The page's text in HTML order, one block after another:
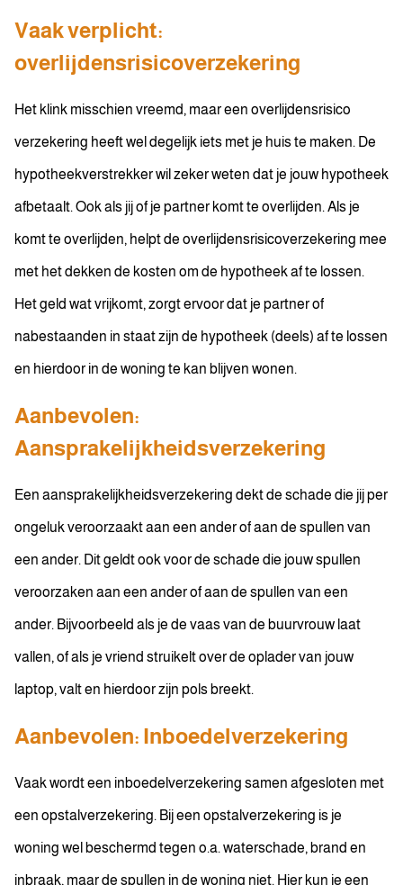
Vaak verplicht:
overlijdensrisicoverzekering
Het klink misschien vreemd, maar een overlijdensrisico
verzekering heeft wel degelijk iets met je huis te maken. De
hypotheekverstrekker wil zeker weten dat je jouw hypotheek
afbetaalt. Ook als jij of je partner komt te overlijden. Als je
komt te overlijden, helpt de overlijdensrisicoverzekering mee
met het dekken de kosten om de hypotheek af te lossen.
Het geld wat vrijkomt, zorgt ervoor dat je partner of
nabestaanden in staat zijn de hypotheek (deels) af te lossen
en hierdoor in de woning te kan blijven wonen.
Aanbevolen:
Aansprakelijkheidsverzekering
Een aansprakelijkheidsverzekering dekt de schade die jij per
ongeluk veroorzaakt aan een ander of aan de spullen van
een ander. Dit geldt ook voor de schade die jouw spullen
veroorzaken aan een ander of aan de spullen van een
ander. Bijvoorbeeld als je de vaas van de buurvrouw laat
vallen, of als je vriend struikelt over de oplader van jouw
laptop, valt en hierdoor zijn pols breekt.
Aanbevolen: Inboedelverzekering
Vaak wordt een inboedelverzekering samen afgesloten met
een opstalverzekering. Bij een opstalverzekering is je
woning wel beschermd tegen o.a. waterschade, brand en
inbraak, maar de spullen in de woning niet. Hier kun je een